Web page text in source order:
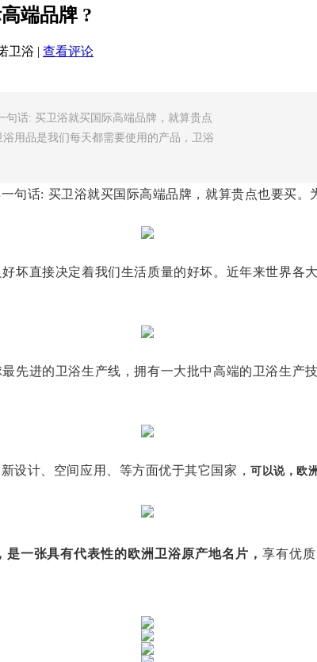
端品牌 ?
卫浴 | 查看评论
句话: 买卫浴就买国际高端品牌，就算贵点
用品是我们每天都需要使用的产品，卫浴
句话: 买卫浴就买国际高端品牌，就算贵点也要买。
坏直接决定着我们生活质量的好坏。近年来世界各
先进的卫浴生产线，拥有一大批中高端的卫浴生产
设计、空间应用、等方面优于其它国家，可以说，欧
一张具有代表性的欧洲卫浴原产地名片，享有优